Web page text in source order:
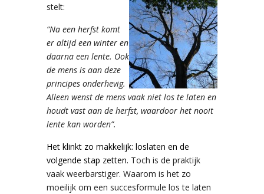
stelt:
“Na een herfst komt
er altijd een winter en
daarna een lente. Ook
de mens is aan deze
principes onderhevig.
Alleen wenst de mens vaak niet los te laten en
houdt vast aan de herfst, waardoor het nooit
lente kan worden”.
Het klinkt zo makkelijk: loslaten en de
volgende stap zetten. Toch is de praktijk
vaak weerbarstiger. Waarom is het zo
moeilijk om een succesformule los te laten